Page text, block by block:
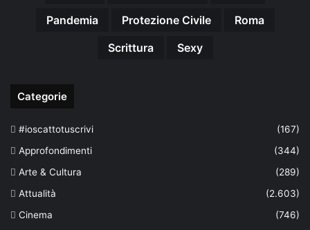
Pandemia
Protezione Civile
Roma
Scrittura
Sexy
Categorie
#ioscattotuscrivi
(167)
Approfondimenti
(344)
Arte & Cultura
(289)
Attualità
(2.603)
Cinema
(746)